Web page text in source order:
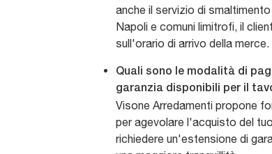
anche il servizio di
Napoli e comuni limitrofi, il
sull'orario di arrivo della merce.
Quali sono le modalità di
garanzia disponibili per il
Visone Arredamenti propone
per agevolare l'acquisto del
richiedere un'estensione di